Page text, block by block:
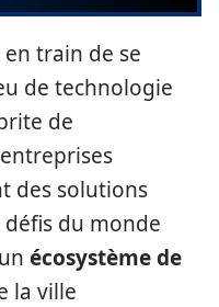
train de se
de technologie
de
des solutions
du monde
écosystème de
la ville